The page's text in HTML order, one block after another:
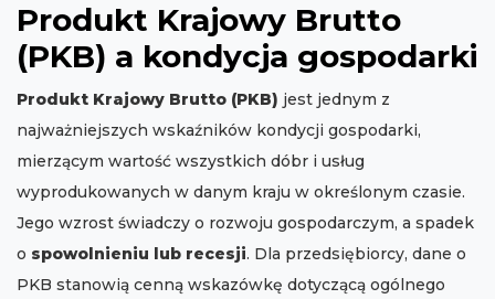
Produkt Krajowy Brutto
(PKB) a kondycja gospodarki
Produkt Krajowy Brutto (PKB) jest jednym z
najważniejszych wskaźników kondycji gospodarki,
mierzącym wartość wszystkich dóbr i usług
wyprodukowanych w danym kraju w określonym czasie.
Jego wzrost świadczy o rozwoju gospodarczym, a spadek
o spowolnieniu lub recesji. Dla przedsiębiorcy, dane o
PKB stanowią cenną wskazówkę dotyczącą ogólnego